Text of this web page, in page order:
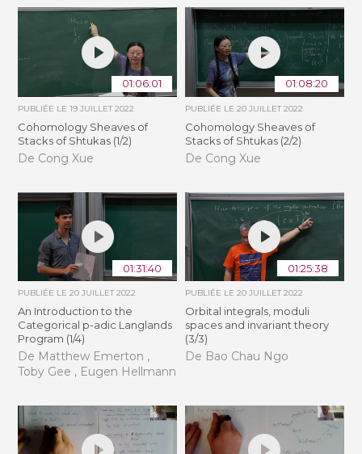
01:06:01
PUBLIÉE LE19 JUILLET 2022
Cohomology Sheaves of
Stacks of Shtukas (1/2)
De Cong Xue
01:08:20
PUBLIÉE LE 20 JUILLET 2022
Cohomology Sheaves of
Stacks of Shtukas (2/2)
De Cong Xue
01:31:40
PUBLIÉE LE20 JUILLET 2022
An Introduction to the
Categorical p-adic Langlands
Program (1/4)
De Matthew Emerton ,
Toby Gee , Eugen Hellmann
01:25:38
PUBLIÉE LE 20 JUILLET 2022
Orbital integrals, moduli
spaces and invariant theory
(3/3)
De Bao Chau Ngo